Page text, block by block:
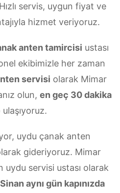
servis, uygun fiyat ve
hizmet veriyoruz.
anten tamircisi ustası
ekibimizle her zaman
servisi olarak Mimar
olun, en geç 30 dakika
ulaşıyoruz.
uydu çanak anten
olarak gideriyoruz. Mimar
uydu servisi ustası olarak
aynı gün kapınızda